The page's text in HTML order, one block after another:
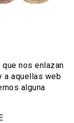
nos enlazan
a aquellas web
alguna